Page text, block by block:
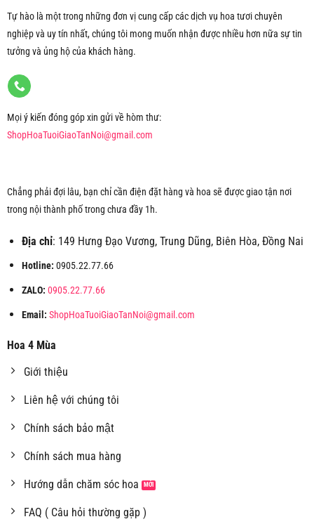
Tự hào là một trong những đơn vị cung cấp các dịch vụ hoa tươi chuyên
nghiệp và uy tín nhất, chúng tôi mong muốn nhận được nhiều hơn nữa sự tin
tưởng và ủng hộ của khách hàng.
Mọi ý kiến đóng góp xin gửi về hòm thư:
ShopHoaTuoiGiaoTanNoi@gmail.com
Chẳng phải đợi lâu, bạn chỉ cần điện đặt hàng và hoa sẽ được giao tận nơi
trong nội thành phố trong chưa đầy 1h.
Địa chỉ: 149 Hưng Đạo Vương, Trung Dũng, Biên Hòa, Đồng Nai
Hotline: 0905.22.77.66
ZALO: 0905.22.77.66
Email: ShopHoaTuoiGiaoTanNoi@gmail.com
Hoa 4 Mùa
Giới thiệu
Liên hệ với chúng tôi
Chính sách bảo mật
Chính sách mua hàng
Hướng dẫn chăm sóc hoa
FAQ ( Câu hỏi thường gặp )